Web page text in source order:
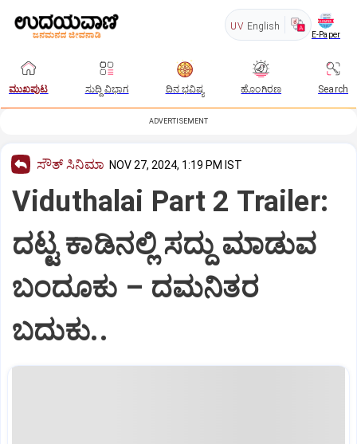
UV English
E-Paper
ಮುಖಪುಟ ಸುದ್ದಿ ವಿಭಾಗ ದಿನ ಭವಿಷ್ಯ ಹೊಂಗಿರಣ Search
ADVERTISEMENT
ಸೌತ್‌ ಸಿನಿಮಾ NOV 27, 2024, 1:19 PM IST
Viduthalai Part 2 Trailer:
ದಟ್ಟ ಕಾಡಿನಲ್ಲಿ ಸದ್ದು ಮಾಡುವ
ಬಂದೂಕು – ದಮನಿತರ
ಬದುಕು..